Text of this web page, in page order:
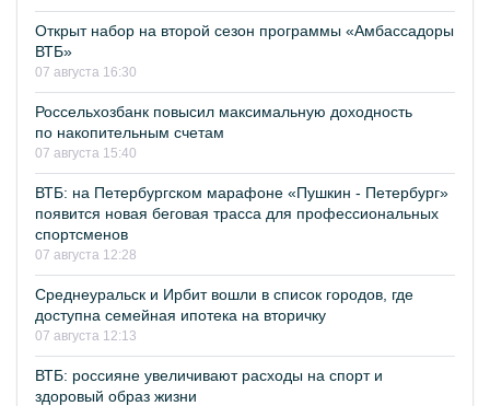
Открыт набор на второй сезон программы «Амбассадоры
ВТБ»
07 августа 16:30
Россельхозбанк повысил максимальную доходность
по накопительным счетам
07 августа 15:40
ВТБ: на Петербургском марафоне «Пушкин - Петербург»
появится новая беговая трасса для профессиональных
спортсменов
07 августа 12:28
Среднеуральск и Ирбит вошли в список городов, где
доступна семейная ипотека на вторичку
07 августа 12:13
ВТБ: россияне увеличивают расходы на спорт и
здоровый образ жизни